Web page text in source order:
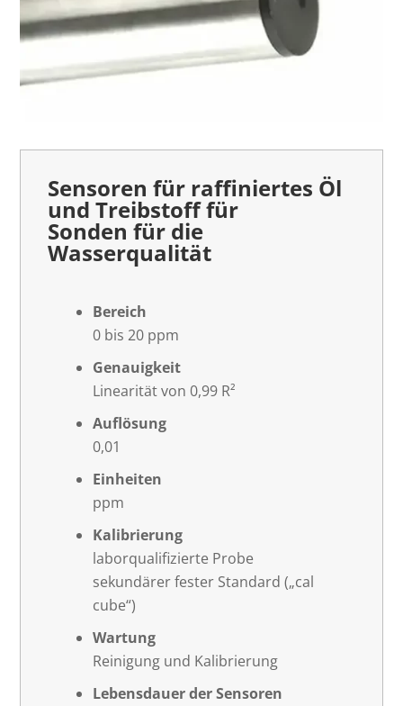
Sensoren für raffiniertes Öl
und Treibstoff für
Sonden für die
Wasserqualität
Bereich
0 bis 20 ppm
Genauigkeit
Linearität von 0,99 R²
Auflösung
0,01
Einheiten
ppm
Kalibrierung
laborqualifizierte Probe
sekundärer fester Standard („cal
cube“)
Wartung
Reinigung und Kalibrierung
Lebensdauer der Sensoren